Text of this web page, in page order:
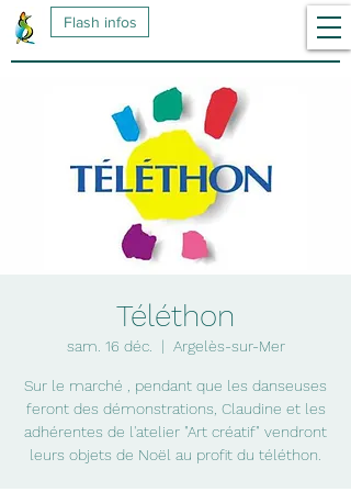
Flash infos
Téléthon
sam. 16 déc.
  |
Argelès-sur-Mer
Sur le marché , pendant que les danseuses
feront des démonstrations, Claudine et les
adhérentes de l'atelier "Art créatif" vendront
leurs objets de Noël au profit du téléthon.